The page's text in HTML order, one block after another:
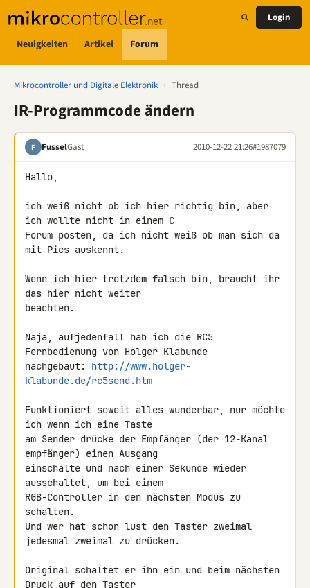
Neuigkeiten Artikel Forum
Login
Mikrocontroller und Digitale Elektronik › Thread
IR-Programmcode ändern
F FusselGast 2010-12-22 21:26#1987079
Hallo,
ich weiß nicht ob ich hier richtig bin, aber
ich wollte nicht in einem C
Forum posten, da ich nicht weiß ob man sich da
mit Pics auskennt.
Wenn ich hier trotzdem falsch bin, braucht ihr
das hier nicht weiter
beachten.
Naja, aufjedenfall hab ich die RC5
Fernbedienung von Holger Klabunde
nachgebaut: http://www.holger-
klabunde.de/rc5send.htm
Funktioniert soweit alles wunderbar, nur möchte
ich wenn ich eine Taste
am Sender drücke der Empfänger (der 12-Kanal
empfänger) einen Ausgang
einschalte und nach einer Sekunde wieder
ausschaltet, um bei einem
RGB-Controller in den nächsten Modus zu
schalten.
Und wer hat schon lust den Taster zweimal
jedesmal zweimal zu drücken.
Original schaltet er ihn ein und beim nächsten
Druck auf den Taster